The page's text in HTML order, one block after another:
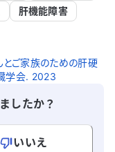
われることが
ール依存症
もいただい
肝機能障害
ご家族のための肝硬
学会. 2023
したか？
いいえ